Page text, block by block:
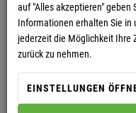
CHINO SHORT
auf "Alles akzeptieren" geben
Informationen erhalten Sie in
jederzeit die Möglichkeit Ihre
zurück zu nehmen.
EINSTELLUNGEN